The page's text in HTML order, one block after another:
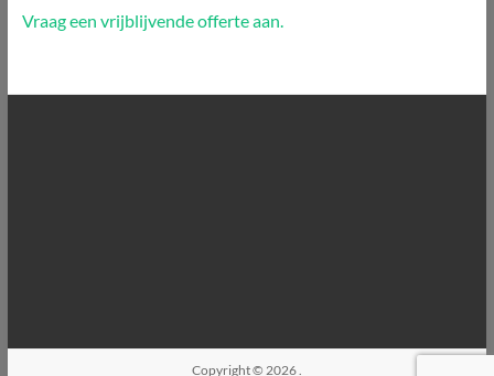
Vraag een vrijblijvende offerte aan.
Copyright © 2026